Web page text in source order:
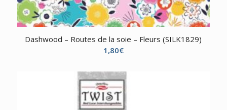
Dashwood – Routes de la soie – Fleurs (SILK1829)
1,80€